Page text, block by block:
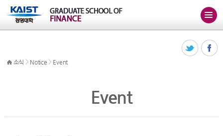
소식 > Notice > Event
Event